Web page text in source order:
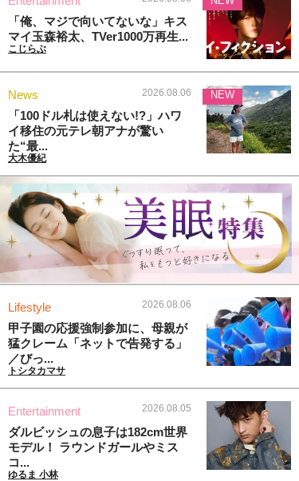
「俺、マジで向いてないな」キス
マイ玉森裕太、TVer1000万再生...
こじらぶ
News 2026.08.06
「100ドル札は使えない!?」ハワ
イ移住の元テレ朝アナが驚い
た“最...
大木優紀
NEW
Lifestyle 2026.08.06
甲子園の応援強制参加に、母親が
猛クレーム「ネットで告発する」
／びっ...
トシタカマサ
Entertainment 2026.08.05
ダルビッシュの息子は182cm世界
モデル！ ラウンドガールやミス
コ...
ゆるま 小林